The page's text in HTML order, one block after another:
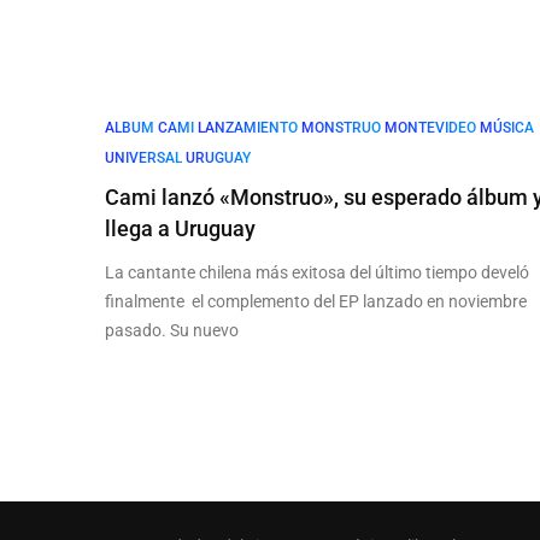
ALBUM CAMI LANZAMIENTO MONSTRUO MONTEVIDEO MÚSICA
UNIVERSAL URUGUAY
Cami lanzó «Monstruo», su esperado álbum
llega a Uruguay
La cantante chilena más exitosa del último tiempo develó
finalmente el complemento del EP lanzado en noviembre
pasado. Su nuevo